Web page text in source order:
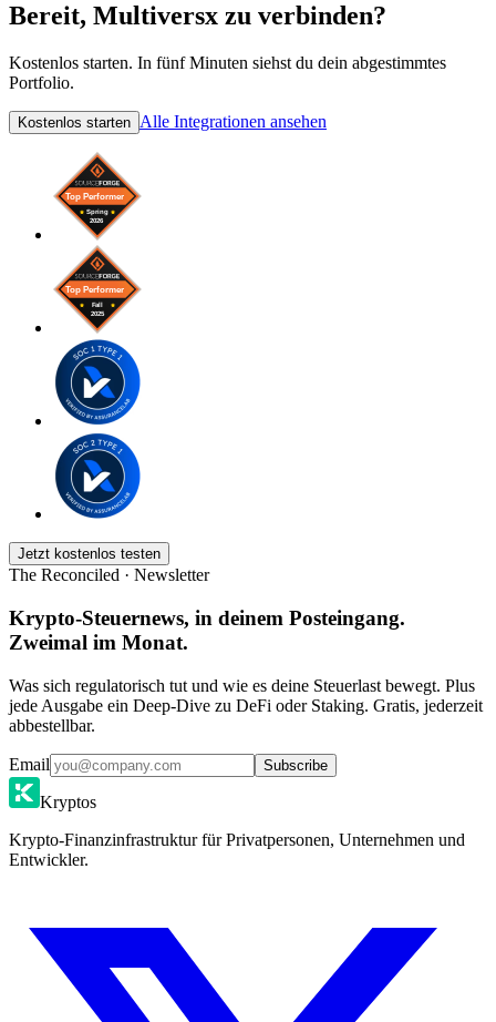
Bereit, Multiversx zu verbinden?
Kostenlos starten. In fünf Minuten siehst du dein abgestimmtes
Portfolio.
Kostenlos starten Alle Integrationen ansehen
Jetzt kostenlos testen
The Reconciled · Newsletter
Krypto-Steuernews, in deinem Posteingang.
Zweimal im Monat.
Was sich regulatorisch tut und wie es deine Steuerlast bewegt. Plus
jede Ausgabe ein Deep-Dive zu DeFi oder Staking. Gratis, jederzeit
abbestellbar.
Email Subscribe
Kryptos
Krypto-Finanzinfrastruktur für Privatpersonen, Unternehmen und
Entwickler.